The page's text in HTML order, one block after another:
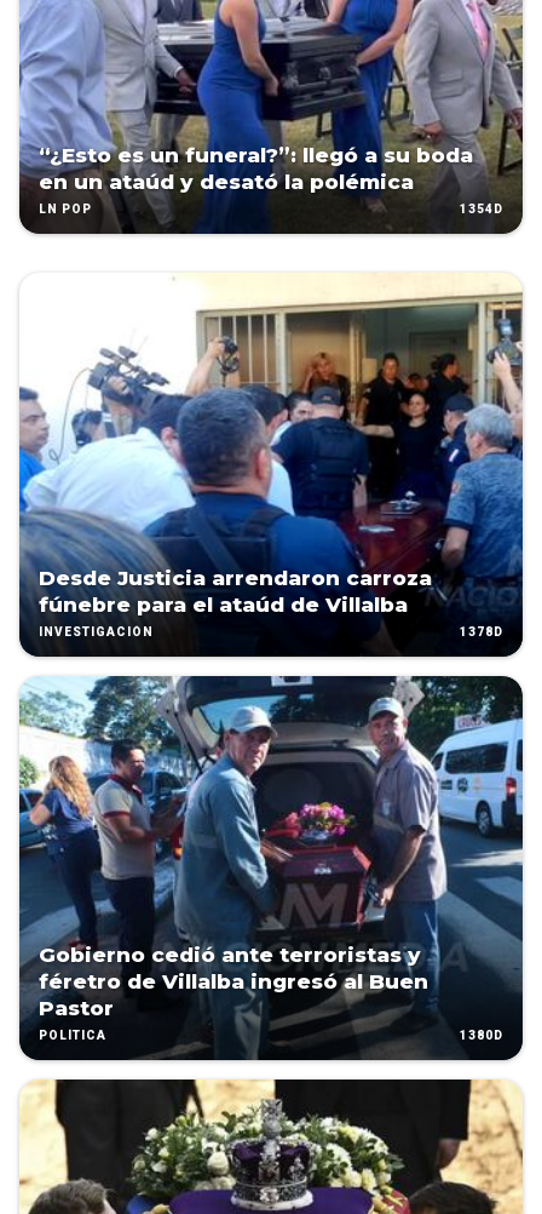
“¿Esto es un funeral?”: llegó a su boda
en un ataúd y desató la polémica
LN POP 1354D
Desde Justicia arrendaron carroza
fúnebre para el ataúd de Villalba
INVESTIGACIÓN 1378D
Gobierno cedió ante terroristas y
féretro de Villalba ingresó al Buen
Pastor
POLÍTICA 1380D